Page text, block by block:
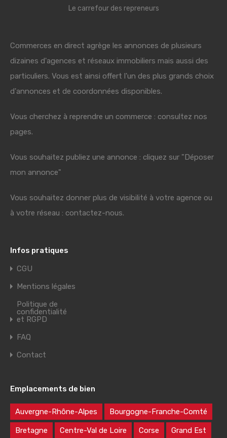
Le carrefour des repreneurs
Commerces en direct agrège les annonces de plusieurs
dizaines d'agences et réseaux immobiliers mais aussi des
particuliers. Vous est ainsi offert l'un des plus grands choix
d'annonces et de coordonnées disponibles.
Vous cherchez à reprendre un commerce : consultez nos
pages.
Vous souhaitez publiez une annonce : cliquez sur "Déposer
mon annonce"
Vous souhaitez donner plus de visibilité à votre agence ou
à votre réseau : contactez-nous.
Infos pratiques
CGU
Mentions légales
Politique de
confidentialité
et RGPD
FAQ
Contact
Emplacements de bien
Auvergne-Rhône-Alpes Bourgogne-Franche-Comté
Bretagne Centre-Val de Loire Corse Grand Est